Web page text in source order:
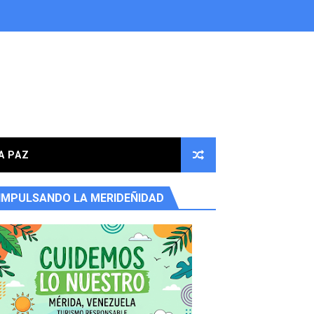
en la parroquia Osuna Rodríguez
PAZ
IMPULSANDO LA MERIDEÑIDAD